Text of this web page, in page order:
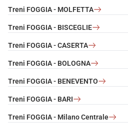
Treni FOGGIA - MOLFETTA
Treni FOGGIA - BISCEGLIE
Treni FOGGIA - CASERTA
Treni FOGGIA - BOLOGNA
Treni FOGGIA - BENEVENTO
Treni FOGGIA - BARI
Treni FOGGIA - Milano Centrale